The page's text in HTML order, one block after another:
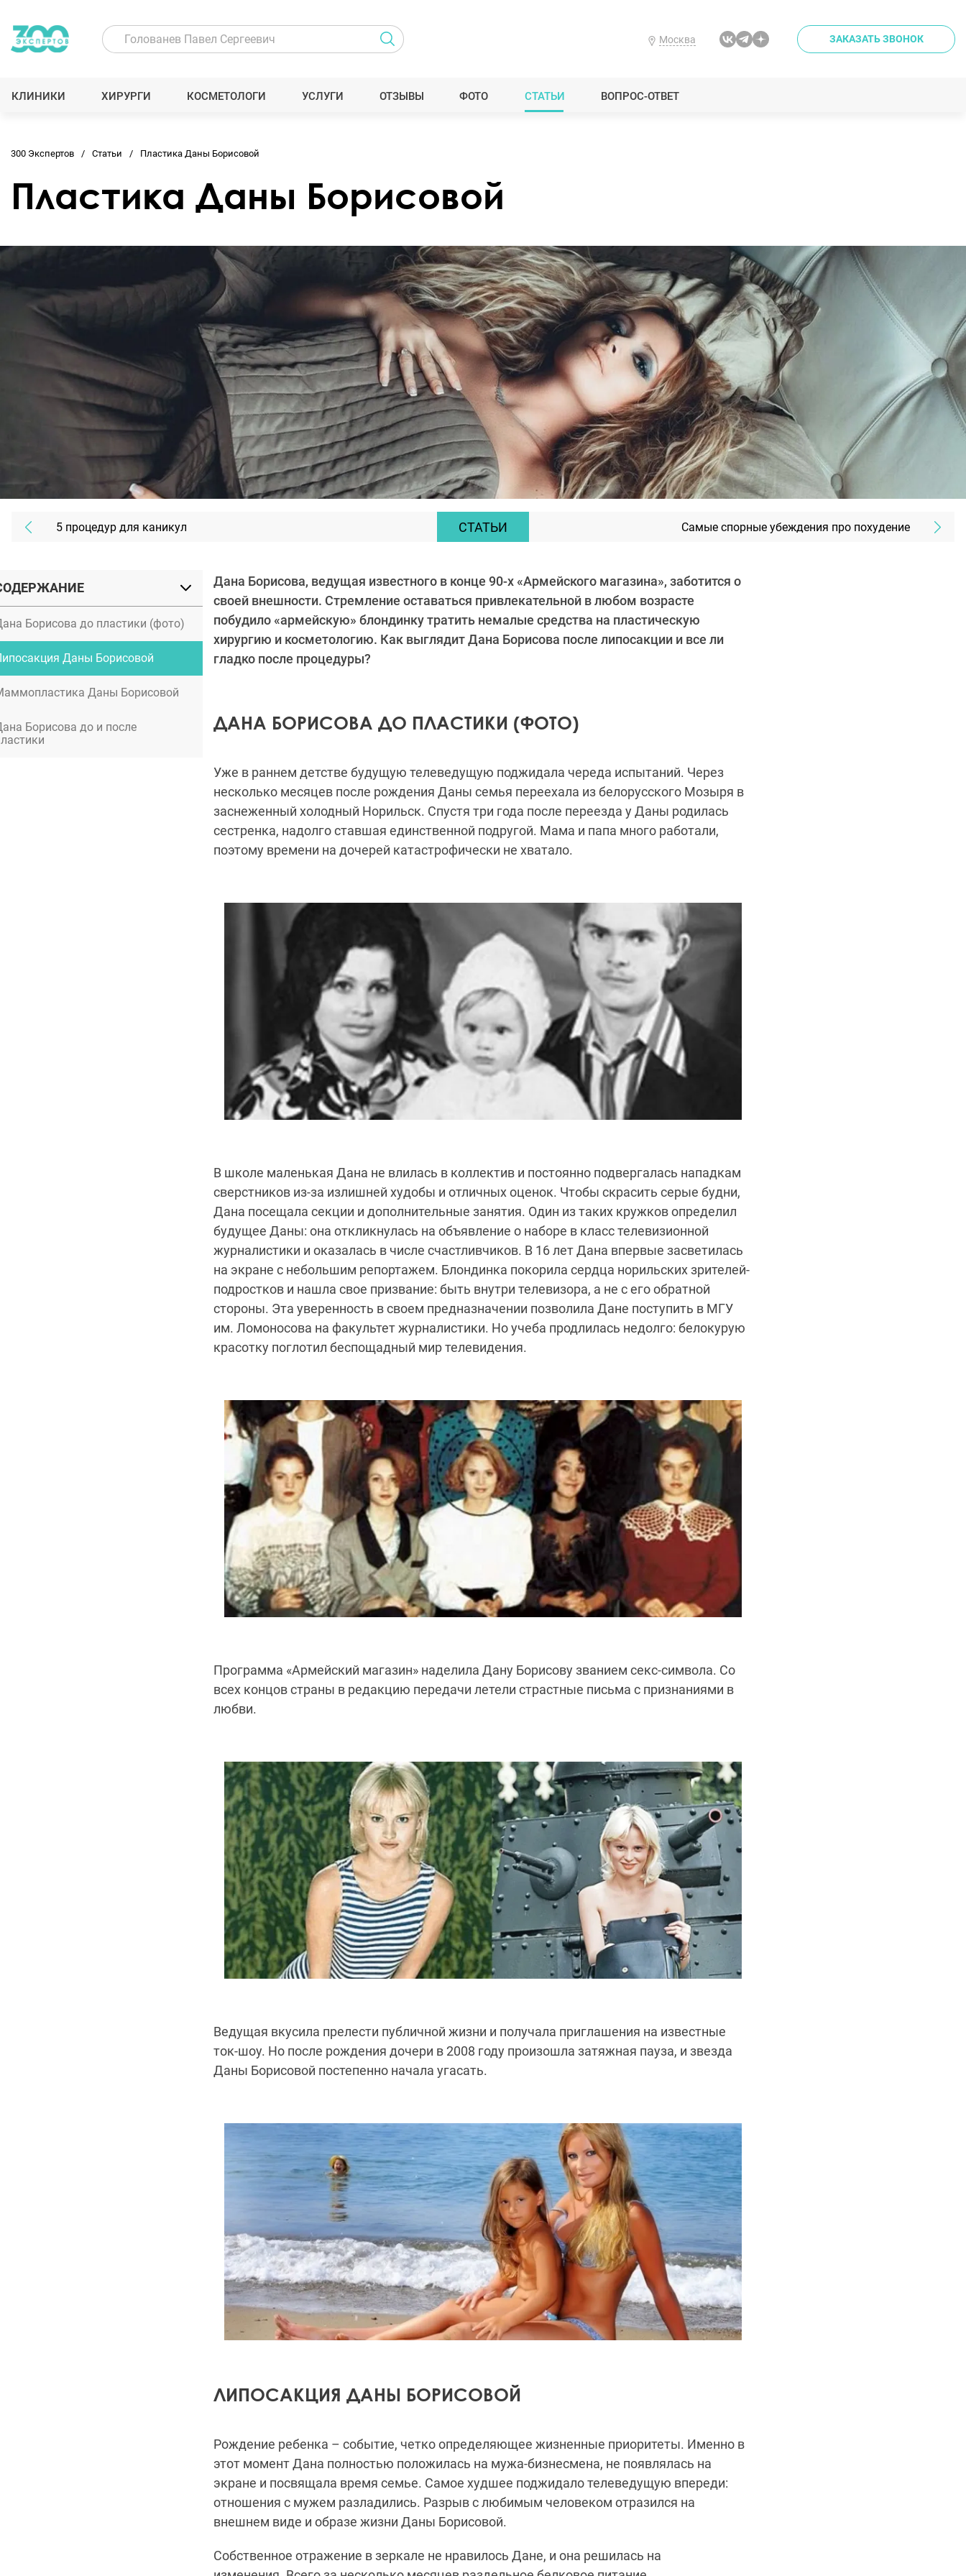
Москва ЗАКАЗАТЬ ЗВОНОК
КЛИНИКИ ХИРУРГИ КОСМЕТОЛОГИ УСЛУГИ ОТЗЫВЫ ФОТО СТАТЬИ ВОПРОС-ОТВЕТ
Борисова до пластики (фото)
Даны Борисовой
Даны Борисовой
Борисова до и после
300 Экспертов Статьи Пластика Даны Борисовой
Пластика Даны Борисовой
5 процедур для каникул СТАТЬИ Самые спорные убеждения про похудение
Дана Борисова, ведущая известного в конце 90-х «Армейского магазина», заботится о
своей внешности. Стремление оставаться привлекательной в любом возрасте
побудило «армейскую» блондинку тратить немалые средства на пластическую
хирургию и косметологию. Как выглядит Дана Борисова после липосакции и все ли
гладко после процедуры?
ДАНА БОРИСОВА ДО ПЛАСТИКИ (ФОТО)
Уже в раннем детстве будущую телеведущую поджидала череда испытаний. Через
несколько месяцев после рождения Даны семья переехала из белорусского Мозыря в
заснеженный холодный Норильск. Спустя три года после переезда у Даны родилась
сестренка, надолго ставшая единственной подругой. Мама и папа много работали,
поэтому времени на дочерей катастрофически не хватало.
В школе маленькая Дана не влилась в коллектив и постоянно подвергалась нападкам
сверстников из-за излишней худобы и отличных оценок. Чтобы скрасить серые будни,
Дана посещала секции и дополнительные занятия. Один из таких кружков определил
будущее Даны: она откликнулась на объявление о наборе в класс телевизионной
журналистики и оказалась в числе счастливчиков. В 16 лет Дана впервые засветилась
на экране с небольшим репортажем. Блондинка покорила сердца норильских зрителей-
подростков и нашла свое призвание: быть внутри телевизора, а не с его обратной
стороны. Эта уверенность в своем предназначении позволила Дане поступить в МГУ
им. Ломоносова на факультет журналистики. Но учеба продлилась недолго: белокурую
красотку поглотил беспощадный мир телевидения.
Программа «Армейский магазин» наделила Дану Борисову званием секс-символа. Со
всех концов страны в редакцию передачи летели страстные письма с признаниями в
любви.
Ведущая вкусила прелести публичной жизни и получала приглашения на известные
ток-шоу. Но после рождения дочери в 2008 году произошла затяжная пауза, и звезда
Даны Борисовой постепенно начала угасать.
ЛИПОСАКЦИЯ ДАНЫ БОРИСОВОЙ
Рождение ребенка – событие, четко определяющее жизненные приоритеты. Именно в
этот момент Дана полностью положилась на мужа-бизнесмена, не появлялась на
экране и посвящала время семье. Самое худшее поджидало телеведущую впереди:
отношения с мужем разладились. Разрыв с любимым человеком отразился на
внешнем виде и образе жизни Даны Борисовой.
Собственное отражение в зеркале не нравилось Дане, и она решилась на